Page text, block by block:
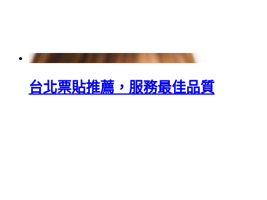
台北票貼推薦，服務最佳品質